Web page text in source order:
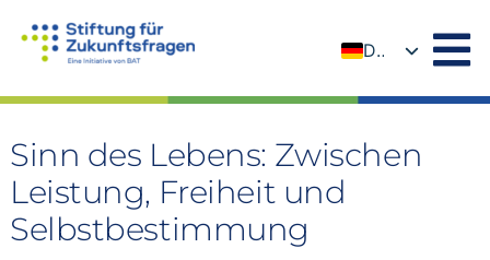
Inhalt
DE
Sinn des Lebens: Zwischen
Leistung, Freiheit und
Selbstbestimmung